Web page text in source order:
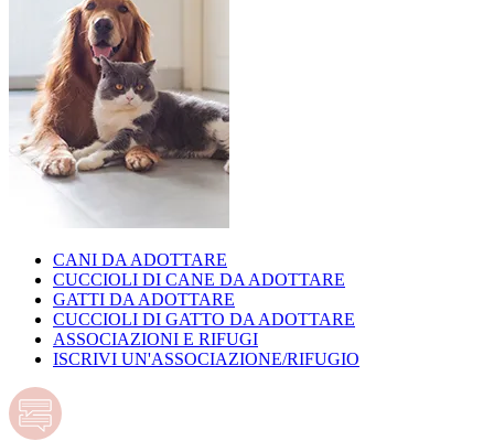
CANI DA ADOTTARE
CUCCIOLI DI CANE DA ADOTTARE
GATTI DA ADOTTARE
CUCCIOLI DI GATTO DA ADOTTARE
ASSOCIAZIONI E RIFUGI
ISCRIVI UN'ASSOCIAZIONE/RIFUGIO